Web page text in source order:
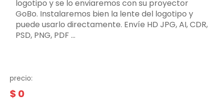
logotipo y se lo enviaremos con su proyector
GoBo. Instalaremos bien la lente del logotipo y
puede usarlo directamente. Envíe HD JPG, AI, CDR,
PSD, PNG, PDF ...
precio:
$ 0